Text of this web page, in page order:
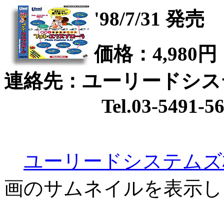
'98/7/31 発売
価格：4,980円
連絡先：ユーリードシ
Tel.03-5491-
ユーリードシステム
画のサムネイルを表示